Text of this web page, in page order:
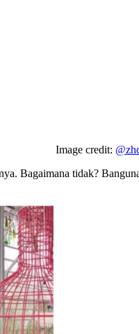
Image credit:
Bagaimana tidak?